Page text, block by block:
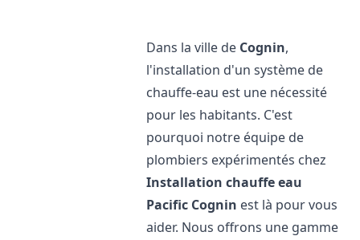
Dans la ville de Cognin,
l'installation d'un système de
chauffe-eau est une nécessité
pour les habitants. C'est
pourquoi notre équipe de
plombiers expérimentés chez
Installation chauffe eau
Pacific Cognin est là pour vous
aider. Nous offrons une gamme